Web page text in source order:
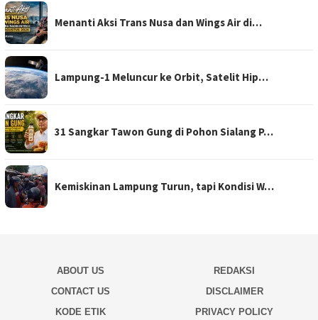
Menanti Aksi Trans Nusa dan Wings Air di…
Lampung-1 Meluncur ke Orbit, Satelit Hip…
31 Sangkar Tawon Gung di Pohon Sialang P…
Kemiskinan Lampung Turun, tapi Kondisi W…
ABOUT US
REDAKSI
CONTACT US
DISCLAIMER
KODE ETIK
PRIVACY POLICY